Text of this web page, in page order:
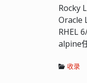
Rocky
Oracle
RHEL
alpine
收录